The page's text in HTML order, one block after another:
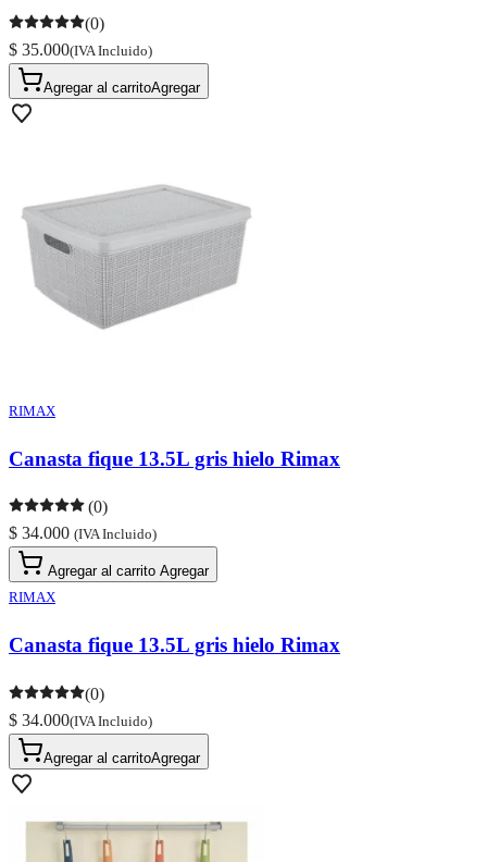
(0)
$ 35.000(IVA Incluido)
Agregar al carritoAgregar
RIMAX
Canasta fique 13.5L gris hielo Rimax
(0)
$ 34.000 (IVA Incluido)
Agregar al carrito Agregar
RIMAX
Canasta fique 13.5L gris hielo Rimax
(0)
$ 34.000(IVA Incluido)
Agregar al carritoAgregar